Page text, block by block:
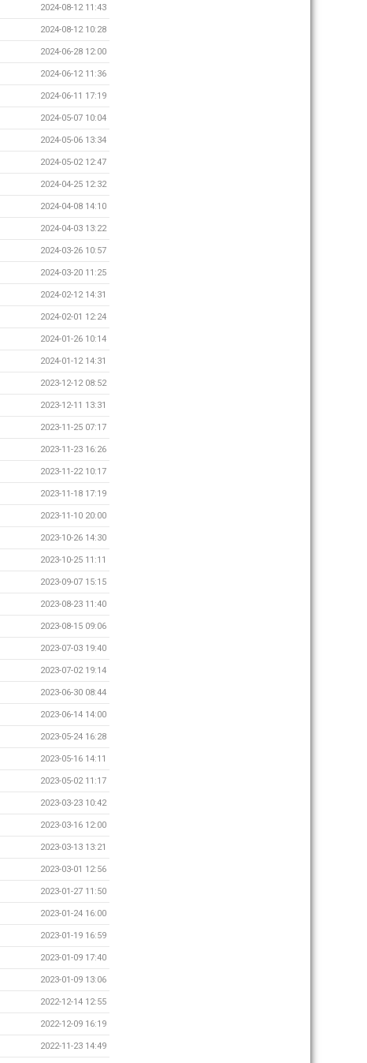
2024-08-12 11:43
2024-08-12 10:28
2024-06-28 12:00
2024-06-12 11:36
2024-06-11 17:19
2024-05-07 10:04
2024-05-06 13:34
2024-05-02 12:47
2024-04-25 12:32
2024-04-08 14:10
2024-04-03 13:22
2024-03-26 10:57
2024-03-20 11:25
2024-02-12 14:31
2024-02-01 12:24
2024-01-26 10:14
2024-01-12 14:31
2023-12-12 08:52
2023-12-11 13:31
2023-11-25 07:17
2023-11-23 16:26
2023-11-22 10:17
2023-11-18 17:19
2023-11-10 20:00
2023-10-26 14:30
2023-10-25 11:11
2023-09-07 15:15
2023-08-23 11:40
2023-08-15 09:06
2023-07-03 19:40
2023-07-02 19:14
2023-06-30 08:44
2023-06-14 14:00
2023-05-24 16:28
2023-05-16 14:11
2023-05-02 11:17
2023-03-23 10:42
2023-03-16 12:00
2023-03-13 13:21
2023-03-01 12:56
2023-01-27 11:50
2023-01-24 16:00
2023-01-19 16:59
2023-01-09 17:40
2023-01-09 13:06
2022-12-14 12:55
2022-12-09 16:19
2022-11-23 14:49